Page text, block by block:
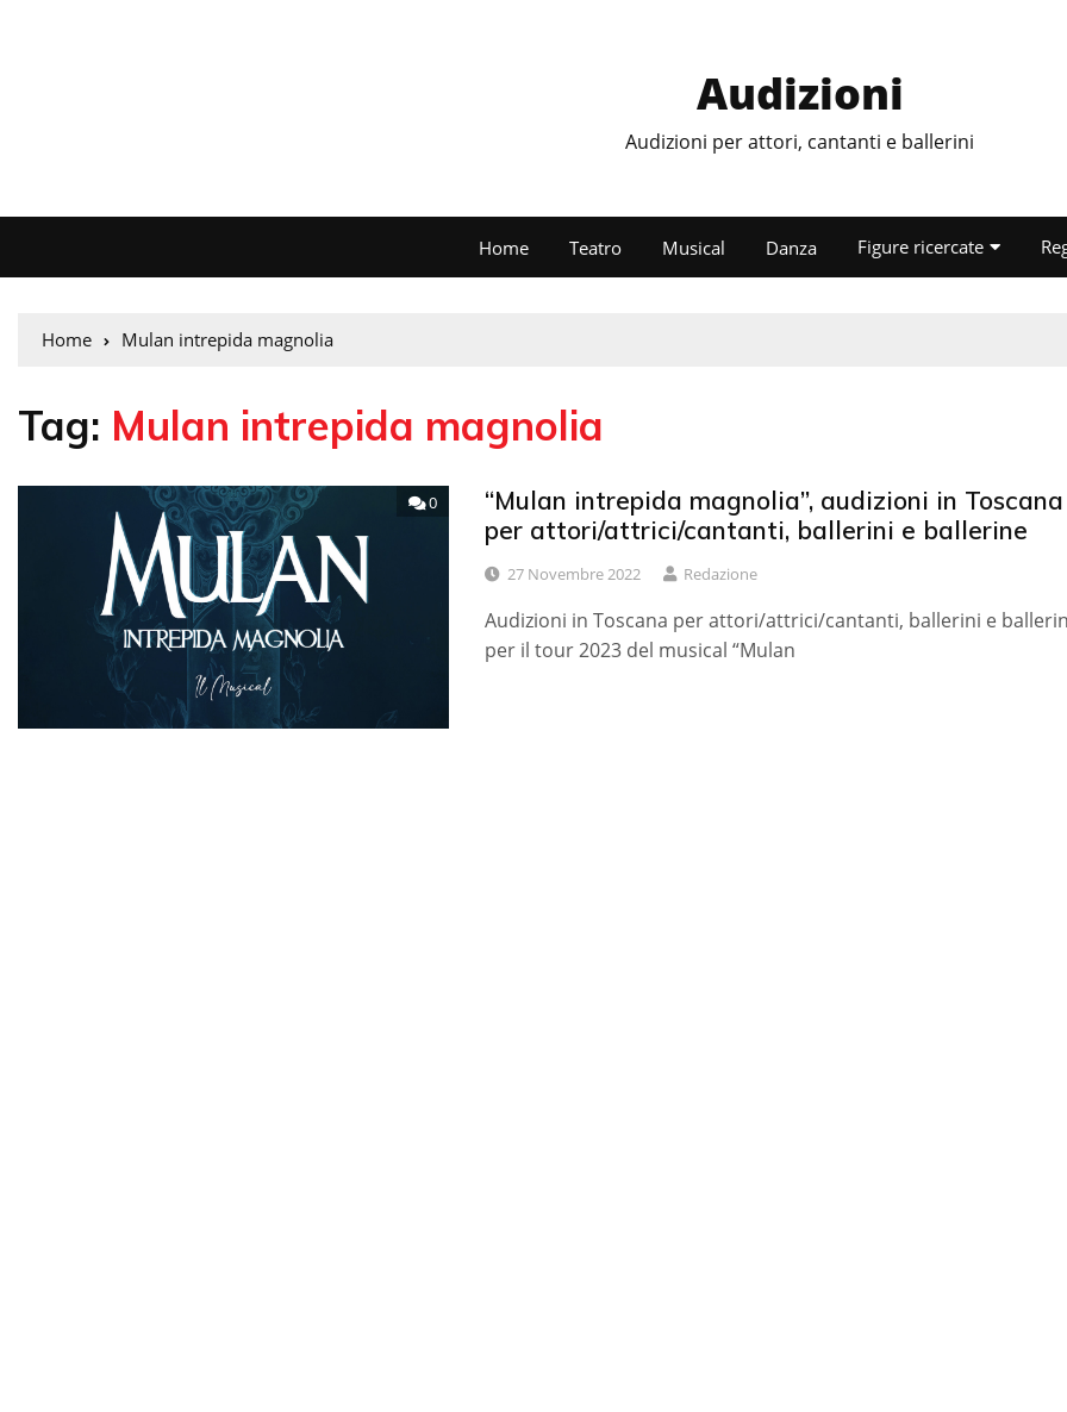
Audizioni
Audizioni per attori, cantanti e ballerini
Home Teatro Musical Danza Figure ricercate
Home Mulan intrepida magnolia
Tag: Mulan intrepida magnolia
0
“Mulan intrepida magnolia”, audizioni in Toscana
per attori/attrici/cantanti, ballerini e ballerine
27 Novembre 2022 Redazione
Audizioni in Toscana per attori/attrici/cantanti, ballerini e
per il tour 2023 del musical “Mulan